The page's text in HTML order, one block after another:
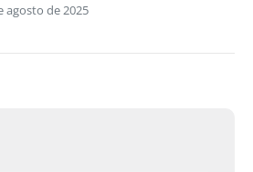
agosto de 2025